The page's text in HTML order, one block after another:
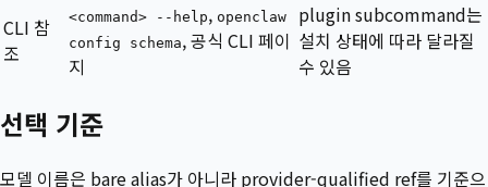
CLI 참
조
<command> --help, openclaw
config schema, 공식 CLI 페이
지
plugin subcommand는
설치 상태에 따라 달라질
수 있음
선택 기준
모델 이름은 bare alias가 아니라 provider-qualified ref를 기준으